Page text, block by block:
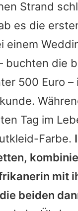
Strand
es die
einem
buchten die
500 Euro
Tag im
Farbe.
mit
beiden